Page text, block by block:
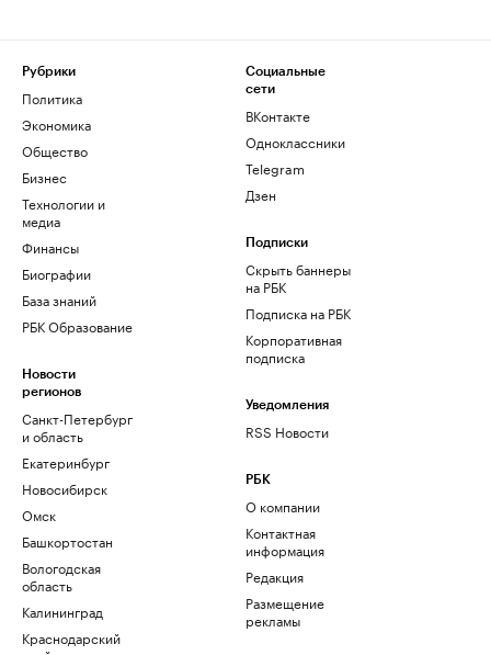
Рубрики
Политика
Экономика
Общество
Бизнес
Технологии и
медиа
Финансы
Биографии
База знаний
РБК Образование
Новости
регионов
Санкт-Петербург
и область
Екатеринбург
Новосибирск
Омск
Башкортостан
Вологодская
область
Калининград
Краснодарский
Социальные
сети
ВКонтакте
Одноклассники
Telegram
Дзен
Подписки
Скрыть баннеры
на РБК
Подписка на РБК
Корпоративная
подписка
Уведомления
RSS Новости
РБК
О компании
Контактная
информация
Редакция
Размещение
рекламы